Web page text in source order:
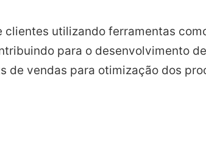
utilizando ferramentas
para o desenvolvimento
de vendas para otimização dos